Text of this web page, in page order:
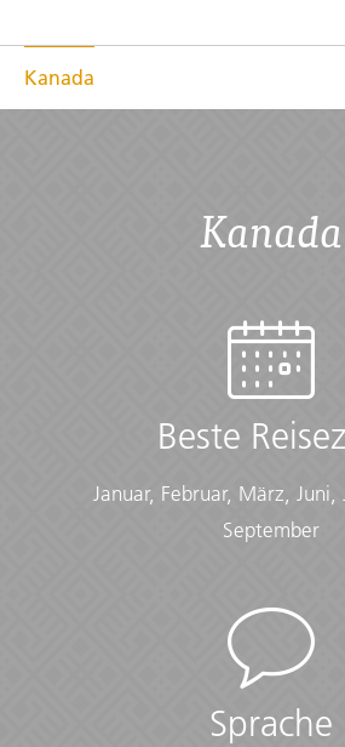
Kanada
Kanada
Beste
Januar, Februar, März, Juni,
September
Sprache